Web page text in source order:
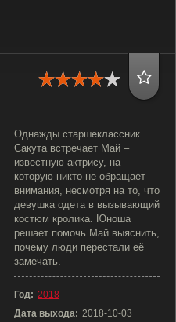
Однажды старшеклассник
Сакута встречает Май –
известную актрису, на
которую никто не обращает
внимания, несмотря на то, что
девушка одета в вызывающий
костюм кролика. Юноша
решает помочь Май выяснить,
почему люди перестали её
замечать.
Год: 2018
Дата выхода: 2018-10-03